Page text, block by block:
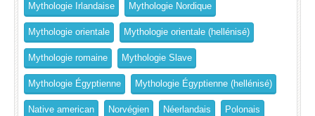
Mythologie Irlandaise Mythologie Nordique
Mythologie orientale Mythologie orientale (hellénisé)
Mythologie romaine Mythologie Slave
Mythologie Égyptienne Mythologie Égyptienne (hellénisé)
Native american Norvégien Néerlandais Polonais